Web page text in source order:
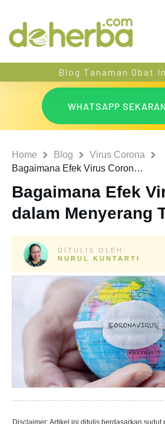
Blog Tanaman Obat
WHATSAPP
Home Blog
Virus Corona
Bagaimana Efek Virus Corona dalam Menyerang Tubuh?
Bagaimana Efek
dalam Menyerang
DITULIS OLEH:
NURUL KUNTARTI
Disclaimer: Artikel ini ditulis berdasarkan